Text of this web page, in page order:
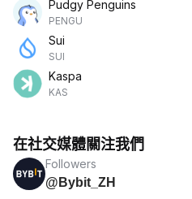
Pudgy Penguins
PENGU
Sui
SUI
Kaspa
KAS
在社交媒體關注我們
Followers
@Bybit_ZH